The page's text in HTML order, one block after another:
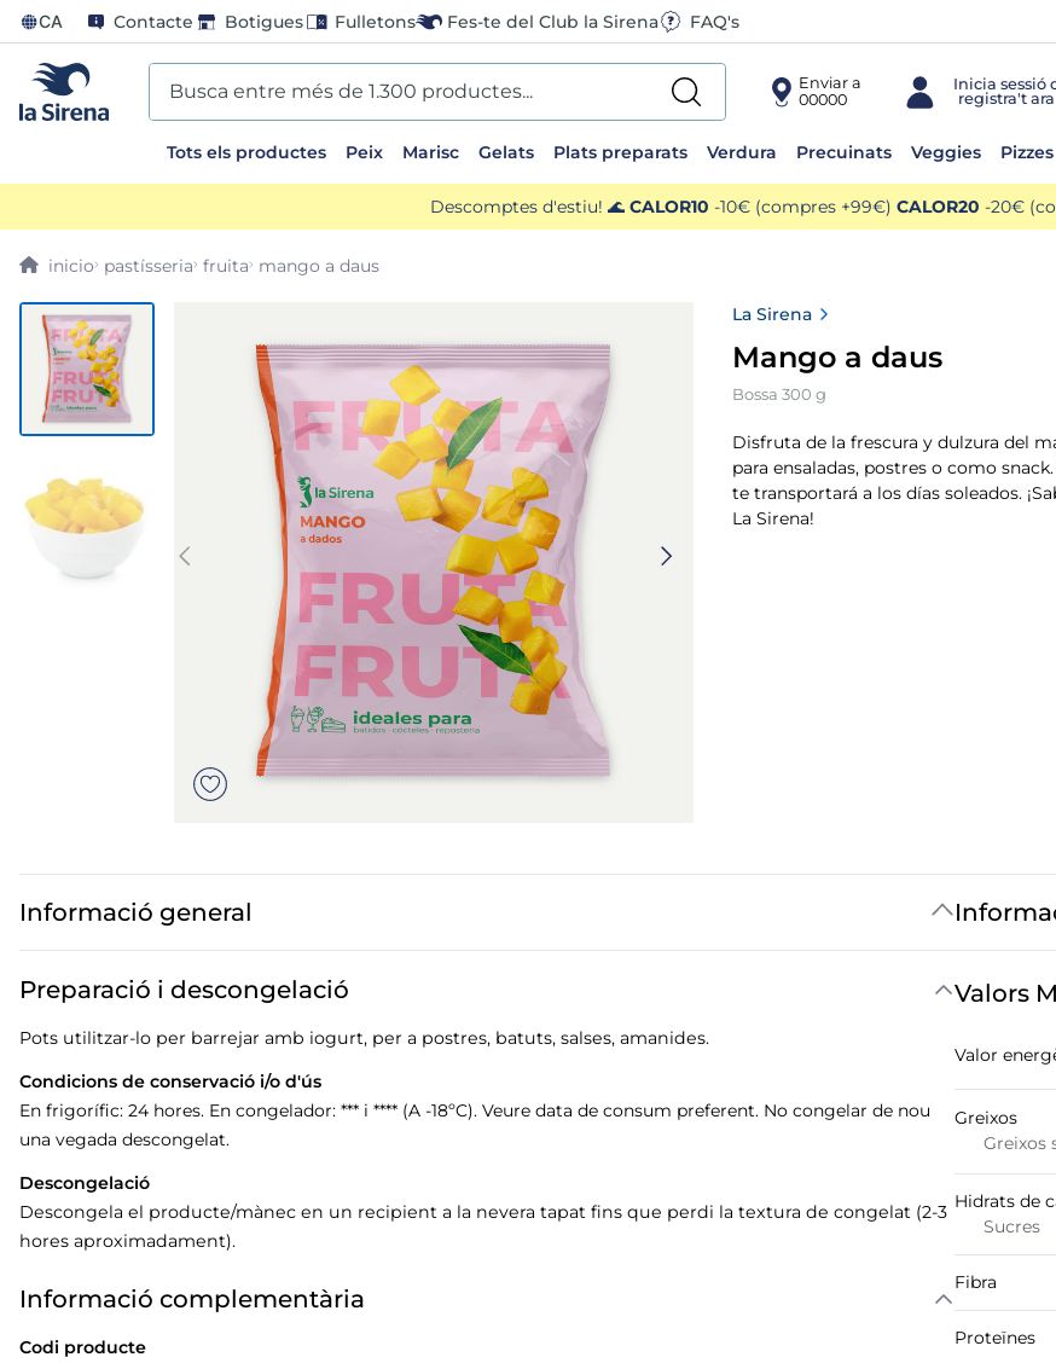
CA Contacte Botigues Fulletons Fes-te del Club la Sirena FAQ's
Busca entre més de 1.300 productes...
Enviar a
00000
Tots els productes Peix Marisc Gelats Plats preparats Verdura Precuinats Veggies Pizzes
Descomptes d'estiu! 🌊 CALOR10 -10€ (compres +99€) CALOR20 -20€
pastísseria fruita mango a daus
La Sirena
Mango a daus
Bossa 300 g
Disfruta de la frescura y dulzura del
para ensaladas, postres o como
te transportará a los días soleados.
La Sirena!
Informació general
Preparació i descongelació
Pots utilitzar-lo per barrejar amb iogurt, per a postres, batuts, salses, amanides.
Condicions de conservació i/o d'ús
En frigorífic: 24 hores. En congelador: *** i **** (A -18ºC). Veure data de consum preferent. No congelar de nou
una vegada descongelat.
Descongelació
Descongela el producte/mànec en un recipient a la nevera tapat fins que perdi la textura de congelat (2-3
hores aproximadament).
Informació complementària
Codi producte
Valors
Valor
Greixos
Greixos
Hidrats de
Sucres
Fibra
Proteïnes